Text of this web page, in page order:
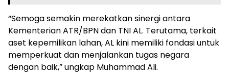
“Semoga semakin merekatkan sinergi antara
Kementerian ATR/BPN dan TNI AL. Terutama, terkait
aset kepemilikan lahan, AL kini memiliki fondasi untuk
memperkuat dan menjalankan tugas negara
dengan baik,” ungkap Muhammad Ali.